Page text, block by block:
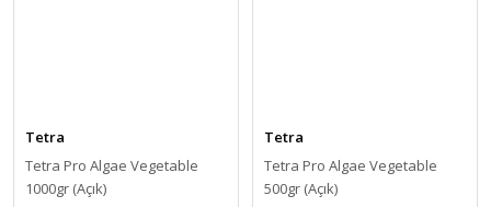
Tetra
Tetra Pro Algae Vegetable
1000gr (Açık)
Tetra
Tetra Pro Algae Vegetable
500gr (Açık)